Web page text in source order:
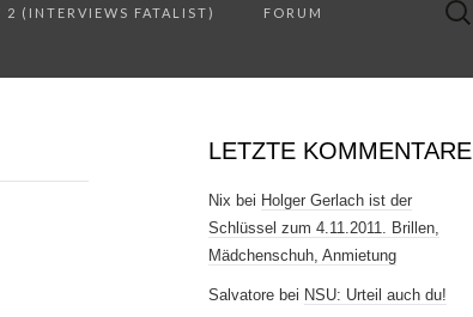
2 (INTERVIEWS FATALIST) FORUM
Suche
LETZTE KOMMENTARE
Nix bei Holger Gerlach ist der
Schlüssel zum 4.11.2011. Brillen,
Mädchenschuh, Anmietung
Salvatore bei NSU: Urteil auch du!